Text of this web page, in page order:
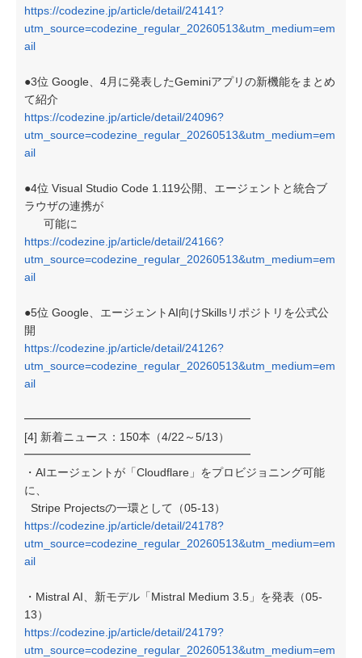
https://codezine.jp/article/detail/24141?
utm_source=codezine_regular_20260513&utm_medium=em
ail
●3位 Google、4月に発表したGeminiアプリの新機能をまとめ
て紹介
https://codezine.jp/article/detail/24096?
utm_source=codezine_regular_20260513&utm_medium=em
ail
●4位 Visual Studio Code 1.119公開、エージェントと統合ブ
ラウザの連携が
可能に
https://codezine.jp/article/detail/24166?
utm_source=codezine_regular_20260513&utm_medium=em
ail
●5位 Google、エージェントAI向けSkillsリポジトリを公式公
開
https://codezine.jp/article/detail/24126?
utm_source=codezine_regular_20260513&utm_medium=em
ail
━━━━━━━━━━━━━━━━━━━━
[4] 新着ニュース：150本（4/22～5/13）
━━━━━━━━━━━━━━━━━━━━
・AIエージェントが「Cloudflare」をプロビジョニング可能
に、
Stripe Projectsの一環として（05-13）
https://codezine.jp/article/detail/24178?
utm_source=codezine_regular_20260513&utm_medium=em
ail
・Mistral AI、新モデル「Mistral Medium 3.5」を発表（05-
13）
https://codezine.jp/article/detail/24179?
utm_source=codezine_regular_20260513&utm_medium=em